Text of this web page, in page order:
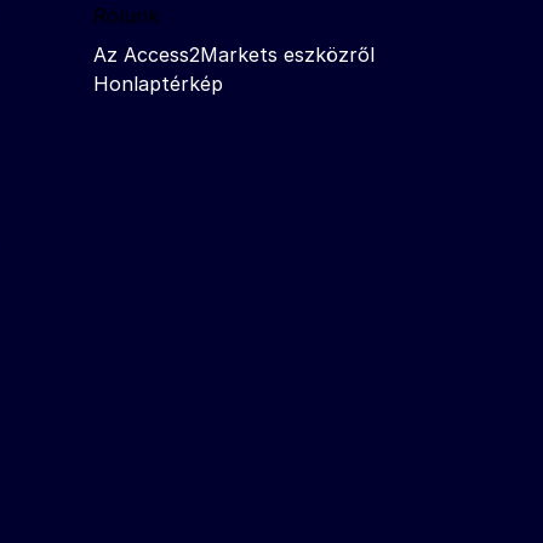
Rólunk
Az Access2Markets eszközről
Honlaptérkép